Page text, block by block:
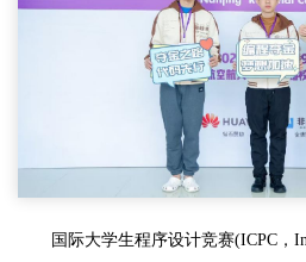
国际大学生程序设计竞赛(ICPC，